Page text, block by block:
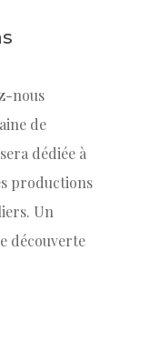
nous
de
dédiée à
productions
Un
découverte